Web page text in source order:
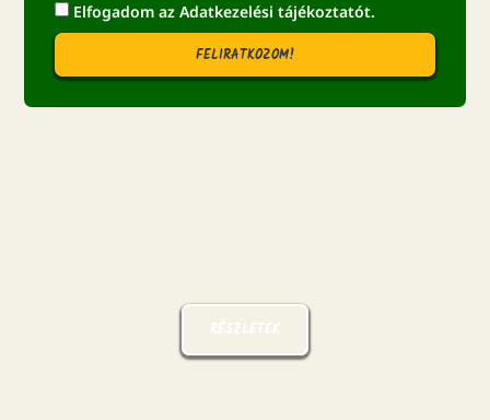
Elfogadom azAdatkezelési tájékoztatót.
FELIRATKOZOM!
RÉSZLETEK